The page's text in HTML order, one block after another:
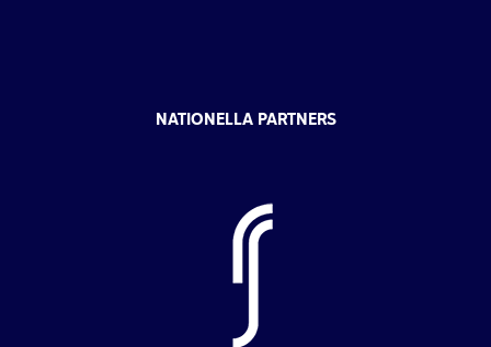
NATIONELLA PARTNERS